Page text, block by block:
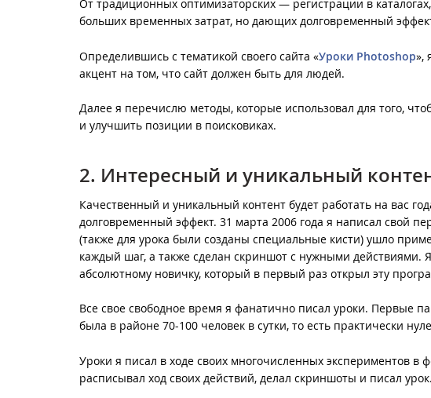
От традиционных оптимизаторских — регистрации в
больших временных затрат, но дающих долговременный
Определившись с тематикой своего сайта «Уроки Photoshop»,
акцент на том, что сайт должен быть для людей.
Далее я перечислю методы, которые использовал для того,
и улучшить позиции в поисковиках.
2. Интересный и уникальный
Качественный и уникальный контент будет работать на вас
долговременный эффект. 31 марта 2006 года я написал свой
(также для урока были созданы специальные кисти) ушло
каждый шаг, а также сделан скриншот с нужными
абсолютному новичку, который в первый раз открыл эту
Все свое свободное время я фанатично писал уроки. Первые
была в районе 70-100 человек в сутки, то есть практически
Уроки я писал в ходе своих многочисленных экспериментов в
расписывал ход своих действий, делал скриншоты и писал урок.